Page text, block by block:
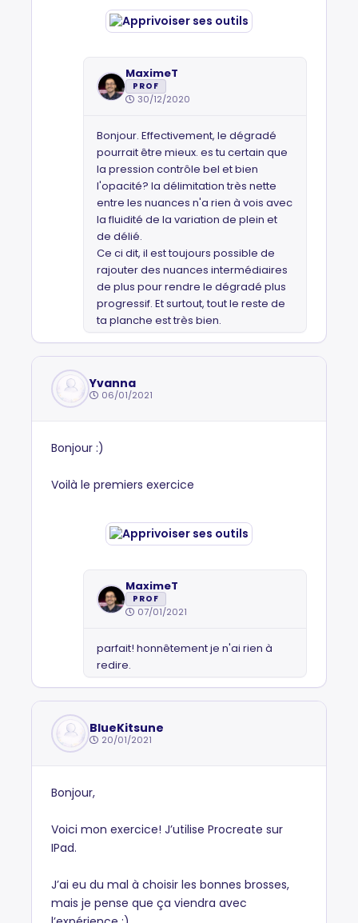
MaximeT
PROF
30/12/2020
Bonjour. Effectivement, le dégradé
pourrait être mieux. es tu certain que
la pression contrôle bel et bien
l'opacité? la délimitation très nette
entre les nuances n'a rien à vois avec
la fluidité de la variation de plein et
de délié.
Ce ci dit, il est toujours possible de
rajouter des nuances intermédiaires
de plus pour rendre le dégradé plus
progressif. Et surtout, tout le reste de
ta planche est très bien.
Yvanna
06/01/2021
Bonjour :)
Voilà le premiers exercice
MaximeT
PROF
07/01/2021
parfait! honnêtement je n'ai rien à
redire.
BlueKitsune
20/01/2021
Bonjour,
Voici mon exercice! J’utilise Procreate sur
IPad.
J’ai eu du mal à choisir les bonnes brosses,
mais je pense que ça viendra avec